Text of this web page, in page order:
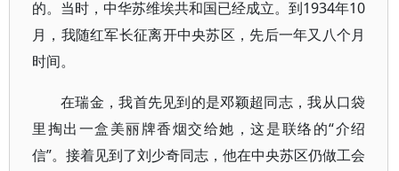
的。当时，中华苏维埃共和国已经成立。到1934年10
月，我随红军长征离开中央苏区，先后一年又八个月
时间。
在瑞金，我首先见到的是邓颖超同志，我从口袋
里掏出一盒美丽牌香烟交给她，这是联络的“介绍
信”。接着见到了刘少奇同志，他在中央苏区仍做工会